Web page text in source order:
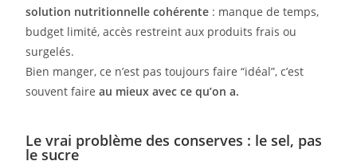
solution nutritionnelle cohérente : manque de temps,
budget limité, accès restreint aux produits frais ou
surgelés.
Bien manger, ce n’est pas toujours faire “idéal”, c’est
souvent faireau mieux avec ce qu’on a.
Le vrai problème des conserves : le sel, pas
le sucre